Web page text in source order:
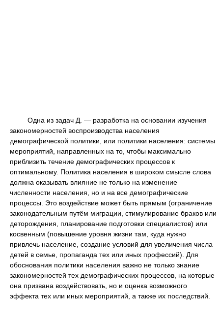
Одна из задач Д. — разработка на основании изучения
закономерностей воспроизводства населения
демографической политики, или политики населения: системы
мероприятий, направленных на то, чтобы максимально
приблизить течение демографических процессов к
оптимальному. Политика населения в широком смысле слова
должна оказывать влияние не только на изменение
численности населения, но и на все демографические
процессы. Это воздействие может быть прямым (ограничение
законодательным путём миграции, стимулирование браков или
деторождения, планирование подготовки специалистов) или
косвенным (повышение уровня жизни там, куда нужно
привлечь население, создание условий для увеличения числа
детей в семье, пропаганда тех или иных профессий). Для
обоснования политики населения важно не только знание
закономерностей тех демографических процессов, на которые
она призвана воздействовать, но и оценка возможного
эффекта тех или иных мероприятий, а также их последствий.